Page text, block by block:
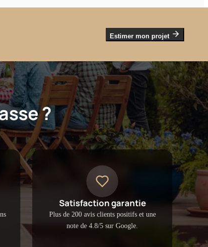
Estimer mon projet
?
Satisfaction garantie
Plus de 200 avis clients positifs et une
note de 4.8/5 sur Google.